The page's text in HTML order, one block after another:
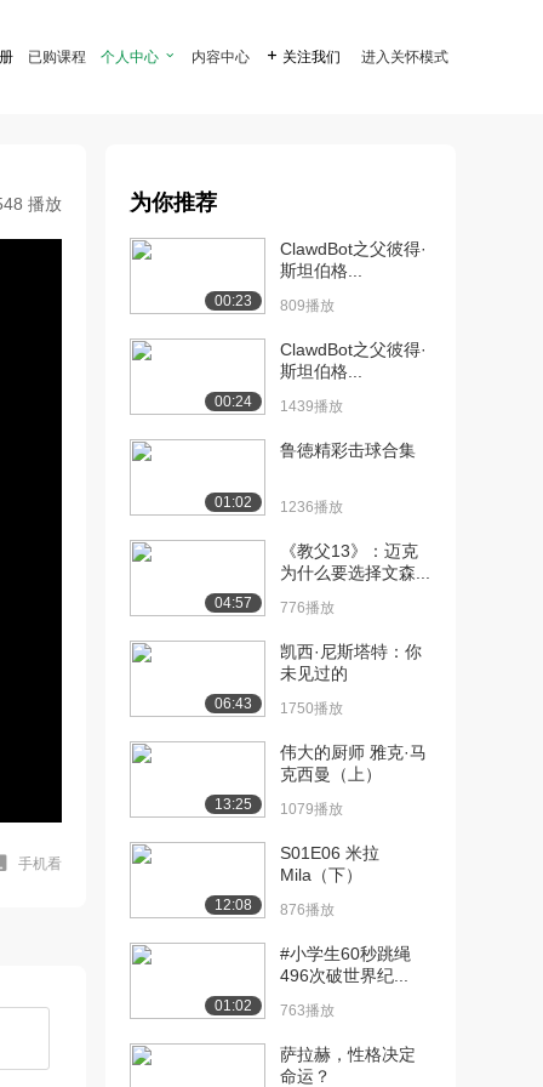
已购课程 个人中心  内容中心  关注我们 进入关怀模式
播放
手机看
为你推荐
00:23
ClawdBot之父彼得·
斯坦伯格...
809播放
00:24
ClawdBot之父彼得·
斯坦伯格...
1439播放
01:02
鲁徳精彩击球合集
1236播放
04:57
《教父13》：迈克
为什么要选择文森...
776播放
06:43
凯西·尼斯塔特：你
未见过的
1750播放
13:25
伟大的厨师 雅克·马
克西曼（上）
1079播放
12:08
S01E06 米拉
Mila（下）
876播放
01:02
#小学生60秒跳绳
496次破世界纪...
763播放
萨拉赫，性格决定
命运？